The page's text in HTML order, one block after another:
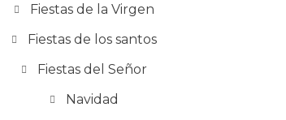
Fiestas de la Virgen
Fiestas de los santos
Fiestas del Señor
Navidad